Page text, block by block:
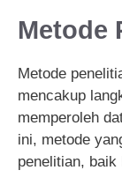
Metode
Metode
mencakup
memperoleh
ini, metode
penelitian,